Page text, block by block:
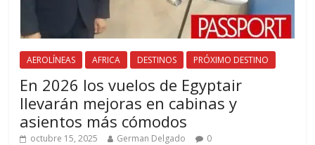
AEROLÍNEAS AFRICA DESTINOS PRÓXIMO DESTINO
En 2026 los vuelos de Egyptair
llevarán mejoras en cabinas y
asientos más cómodos
octubre 15, 2025 German Delgado 0